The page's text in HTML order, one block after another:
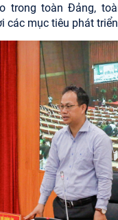
trong toàn Đảng,
các mục tiêu phát